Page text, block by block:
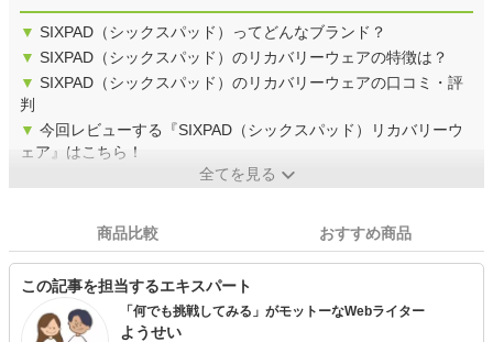
▼ SIXPAD（シックスパッド）ってどんなブランド？
▼ SIXPAD（シックスパッド）のリカバリーウェアの特徴は？
▼ SIXPAD（シックスパッド）のリカバリーウェアの口コミ・評
判
▼ 今回レビューする『SIXPAD（シックスパッド）リカバリーウ
ェア』はこちら！
全てを見る
商品比較 おすすめ商品
この記事を担当するエキスパート
「何でも挑戦してみる」がモットーなWebライター
ようせい